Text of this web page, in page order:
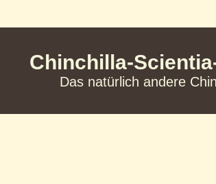
Chinchilla-
Das natürlich andere